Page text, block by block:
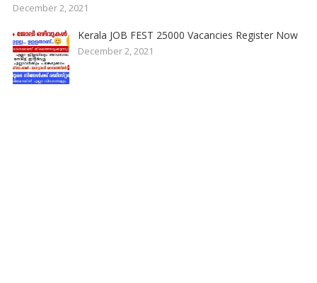
December 2, 2021
Kerala JOB FEST 25000 Vacancies Register Now
December 2, 2021